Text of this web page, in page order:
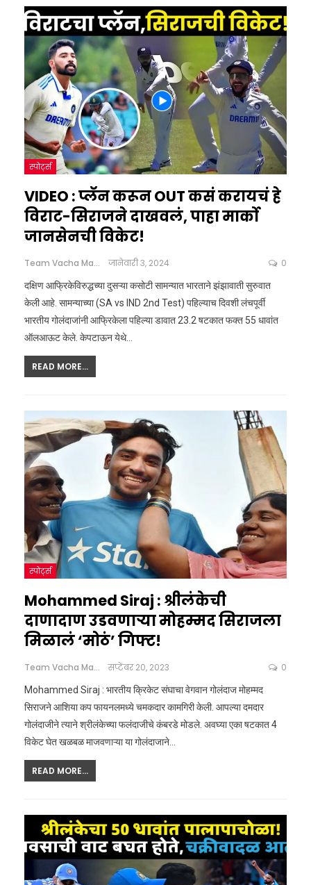
स्पोर्ट्स
VIDEO : प्लॅन करून OUT कसं करायचं हे
विराट-सिराजने दाखवलं, पाहा मार्को
जानसेनची विकेट!
Team Vacha Marathi जानेवारी 3, 2024 0
दक्षिण आफ्रिकेविरुद्धच्या दुसऱ्या कसोटी सामन्यात भारताने झंझावाती सुरुवात
केली आहे. सामन्याच्या (SA vs IND 2nd Test) पहिल्याच दिवशी लंचपूर्वी
भारतीय गोलंदाजांनी आफ्रिकेला पहिल्या डावात 23.2 षटकात फक्त 55 धावांत
ऑलआऊट केले. केपटाऊन येथे…
READ MORE...
स्पोर्ट्स
Mohammed Siraj : श्रीलंकेची
दाणादाण उडवणाऱ्या मोहम्मद सिराजला
मिळालं ‘मोठं’ गिफ्ट!
Team Vacha Marathi सप्टेंबर 20, 2023 0
Mohammed Siraj : भारतीय क्रिकेट संघाचा वेगवान गोलंदाज मोहम्मद
सिराजने आशिया कप फायनलमध्ये चमकदार कामगिरी केली. आपल्या दमदार
गोलंदाजीने त्याने श्रीलंकेच्या फलंदाजीचे कंबरडे मोडले. अवघ्या एका षटकात 4
विकेट घेत खळबळ माजवणाऱ्या या गोलंदाजाने
READ MORE...